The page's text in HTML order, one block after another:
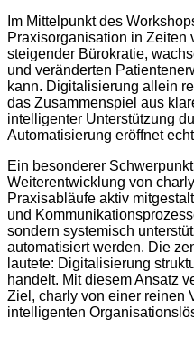
Im Mittelpunkt des
Praxisorganisation in Zeiten
steigender Bürokratie,
und veränderten
kann. Digitalisierung allein
das Zusammenspiel aus
intelligenter Unterstützung
Automatisierung eröffnet
Ein besonderer
Weiterentwicklung von
Praxisabläufe aktiv
und
sondern systemisch
automatisiert werden. Die
lautete: Digitalisierung
handelt. Mit diesem Ansatz
Ziel, charly von einer reinen
intelligenten